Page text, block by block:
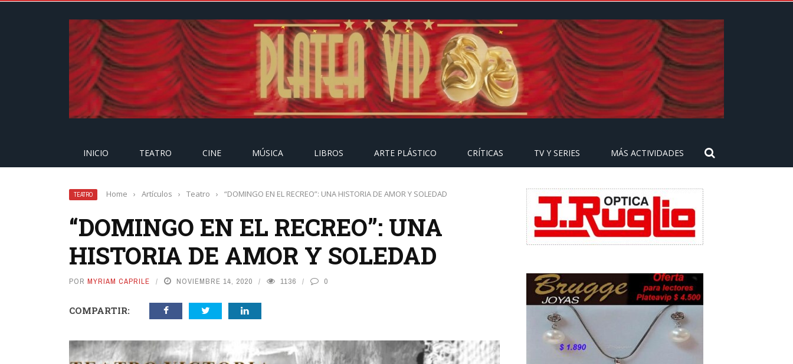
INICIO TEATRO CINE MÚSICA LIBROS ARTE PLÁSTICO CRÍTICAS TV Y SERIES MÁS ACTIVIDADES
TEATRO Home › Artículos › Teatro › “DOMINGO EN EL RECREO”: UNA HISTORIA DE AMOR Y SOLEDAD
“DOMINGO EN EL RECREO”: UNA
HISTORIA DE AMOR Y SOLEDAD
POR MYRIAM CAPRILE NOVIEMBRE 14, 2020 1136 0
COMPARTIR: